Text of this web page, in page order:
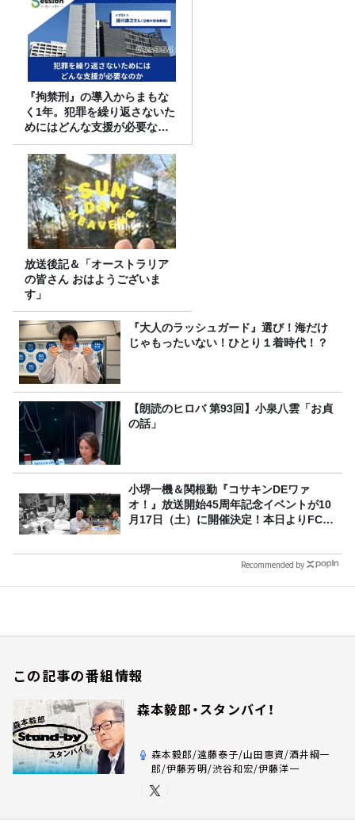
『拘禁刑』の導入からまもな
く1年。犯罪を繰り返さないた
めにはどんな支援が必要なの
か
放送後記＆「オーストラリア
の皆さん おはようございま
す」
『大人のラッシュガード』選び！海だけ
じゃもったいない！ひとり１着時代！？
【朗読のヒロバ 第93回】小泉八雲「お貞
の話」
小堺一機＆関根勤『コサキンDEワァ
オ！』放送開始45周年記念イベントが10
月17日（土）に開催決定！本日よりFC先
Recommended by
この記事の番組情報
森本毅郎・スタンバイ！
森本毅郎/遠藤泰子/山田惠資/酒井綱一
郎/伊藤芳明/渋谷和宏/伊藤洋一